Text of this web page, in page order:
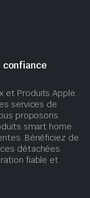
et Produits Apple.
services de
proposons
smart home
Bénéficiez de
détachées
fiable et